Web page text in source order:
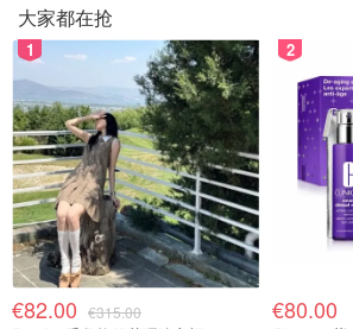
图片来自于@bbc ，版权属于
很多人可能会问，为什么偏偏又选在这里
大家都在抢
1
€82.00 €315.00
2
€80.00